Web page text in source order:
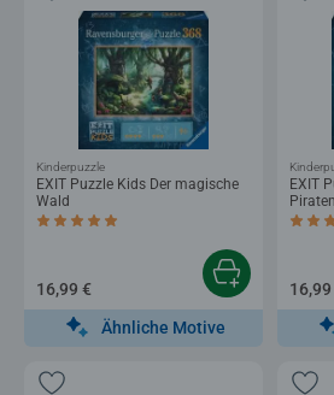
EXIT Puzzle Kids Der magische
Wald
Durchschnittliche Bewertung 5,0 von 5
Kinderpuzzle
16,99 €
Ähnliche Motive
EXIT